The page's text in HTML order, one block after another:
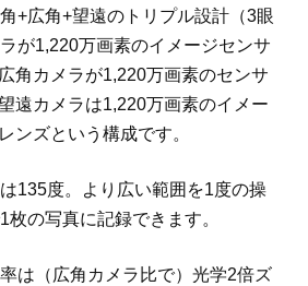
+広角+望遠のトリプル設計（3眼
が1,220万画素のイメージセンサ
角カメラが1,220万画素のセンサ
遠カメラは1,220万画素のイメー
ンズという構成です。
135度。より広い範囲を1度の操
の写真に記録できます。
は（広角カメラ比で）光学2倍ズ